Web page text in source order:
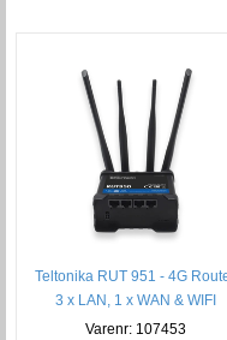
Teltonika RUT 951 - 4G
3 x LAN, 1 x WAN & WIFI
Varenr: 107453